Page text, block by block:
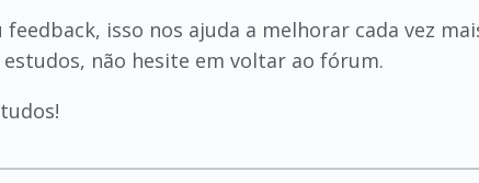
isso nos ajuda a melhorar cada vez
não hesite em voltar ao fórum.